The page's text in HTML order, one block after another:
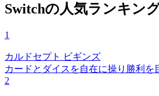
Switchの人気ランキン
1
カルドセプト ビギンズ
カードとダイスを自在に操り勝利を
2